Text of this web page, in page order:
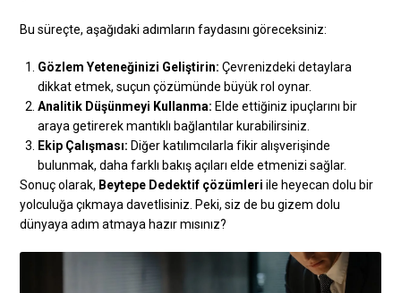
Bu süreçte, aşağıdaki adımların faydasını göreceksiniz:
Gözlem Yeteneğinizi Geliştirin: Çevrenizdeki detaylara
dikkat etmek, suçun çözümünde büyük rol oynar.
Analitik Düşünmeyi Kullanma: Elde ettiğiniz ipuçlarını bir
araya getirerek mantıklı bağlantılar kurabilirsiniz.
Ekip Çalışması: Diğer katılımcılarla fikir alışverişinde
bulunmak, daha farklı bakış açıları elde etmenizi sağlar.
Sonuç olarak, Beytepe Dedektif çözümleri ile heyecan dolu bir
yolculuğa çıkmaya davetlisiniz. Peki, siz de bu gizem dolu
dünyaya adım atmaya hazır mısınız?